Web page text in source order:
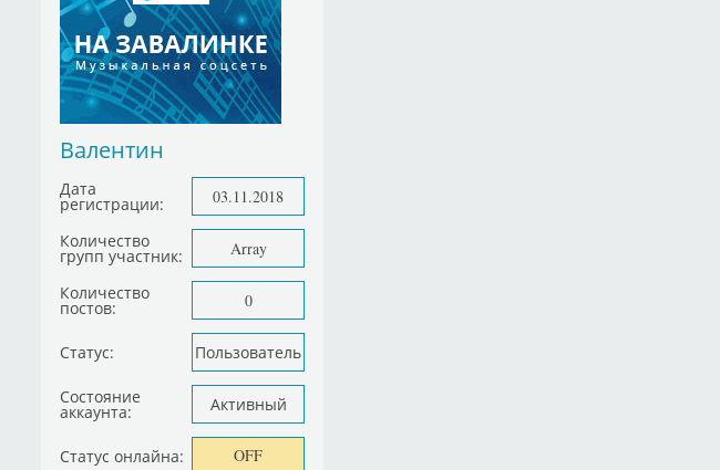
Валентин
Дата
регистрации: 03.11.2018
Количество
групп участник: Array
Количество
постов: 0
Статус: Пользователь
Состояние
аккаунта: Активный
Статус онлайна: OFF